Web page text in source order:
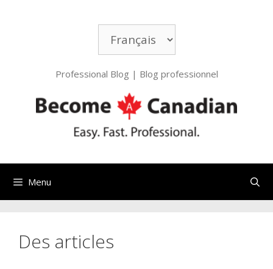
Choisir
une
langue
Professional Blog | Blog professionnel
Menu
Des articles